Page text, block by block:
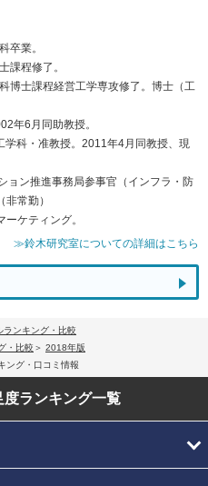
卒業。
課程修了。
博士課程経営工学専攻修了。博士（工
年6月同助教授。
科・准教授。2011年4月同教授、現
ョン推進事務局参事官（インフラ・防
常勤）
ケティング。
≫鈴木研究室についての詳細はこちら
ランキング・比較
・比較
2018年版
ング・口コミ情報
度ランキング一覧